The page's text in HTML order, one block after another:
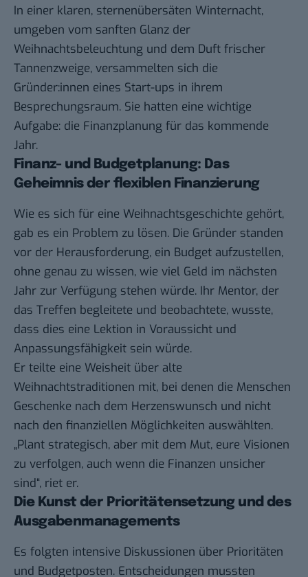
In einer klaren, sternenübersäten Winternacht,
umgeben vom sanften Glanz der
Weihnachtsbeleuchtung und dem Duft frischer
Tannenzweige, versammelten sich die
Gründer:innen eines Start-ups in ihrem
Besprechungsraum. Sie hatten eine wichtige
Aufgabe: die Finanzplanung für das kommende
Jahr.
Finanz- und Budgetplanung: Das
Geheimnis der flexiblen Finanzierung
Wie es sich für eine Weihnachtsgeschichte gehört,
gab es ein Problem zu lösen. Die Gründer standen
vor der Herausforderung, ein Budget aufzustellen,
ohne genau zu wissen, wie viel Geld im nächsten
Jahr zur Verfügung stehen würde. Ihr Mentor, der
das Treffen begleitete und beobachtete, wusste,
dass dies eine Lektion in Voraussicht und
Anpassungsfähigkeit sein würde.
Er teilte eine Weisheit über alte
Weihnachtstraditionen mit, bei denen die Menschen
Geschenke nach dem Herzenswunsch und nicht
nach den finanziellen Möglichkeiten auswählten.
„Plant strategisch, aber mit dem Mut, eure Visionen
zu verfolgen, auch wenn die Finanzen unsicher
sind“, riet er.
Die Kunst der Prioritätensetzung und des
Ausgabenmanagements
Es folgten intensive Diskussionen über Prioritäten
und Budgetposten. Entscheidungen mussten